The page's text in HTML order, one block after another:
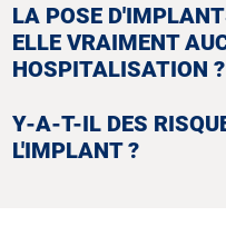
LA POSE
ELLE VRAIMENT
HOSPITALISATION ?
Y-A-T-IL DES
L'IMPLANT ?